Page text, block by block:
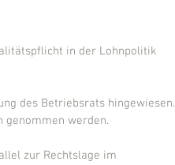
in der Lohnpolitik
des Betriebsrats hingewiesen.
genommen werden.
zur Rechtslage im